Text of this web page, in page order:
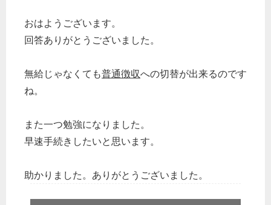
おはようございます。
回答ありがとうございました。
無給じゃなくても普通徴収への切替が出来るのです
ね。
また一つ勉強になりました。
早速手続きしたいと思います。
助かりました。ありがとうございました。